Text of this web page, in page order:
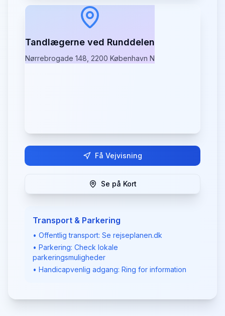
Tandlægerne ved Runddelen
Nørrebrogade 148, 2200 København N
Få Vejvisning
Se på Kort
Transport & Parkering
• Offentlig transport: Se rejseplanen.dk
• Parkering: Check lokale
parkeringsmuligheder
• Handicapvenlig adgang: Ring for information